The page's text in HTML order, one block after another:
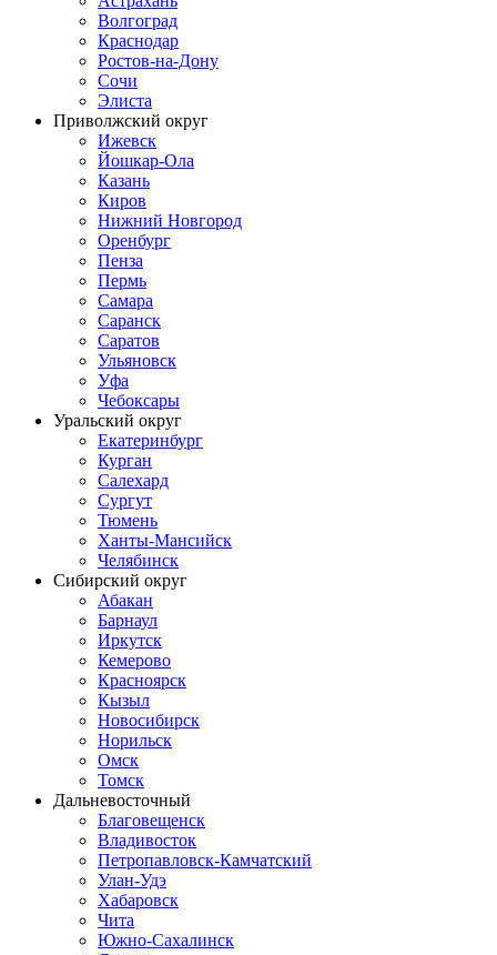
Волгоград
Краснодар
Ростов-на-Дону
Сочи
Элиста
Приволжский округ
Ижевск
Йошкар-Ола
Казань
Киров
Нижний Новгород
Оренбург
Пенза
Пермь
Самара
Саранск
Саратов
Ульяновск
Уфа
Чебоксары
Уральский округ
Екатеринбург
Курган
Салехард
Сургут
Тюмень
Ханты-Мансийск
Челябинск
Сибирский округ
Абакан
Барнаул
Иркутск
Кемерово
Красноярск
Кызыл
Новосибирск
Норильск
Омск
Томск
Дальневосточный
Благовещенск
Владивосток
Петропавловск-Камчатский
Улан-Удэ
Хабаровск
Чита
Южно-Сахалинск